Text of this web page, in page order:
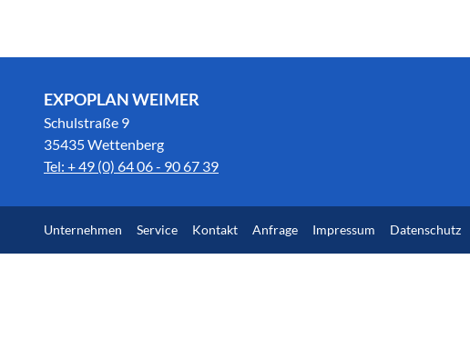
EXPOPLAN WEIMER
Schulstraße 9
35435 Wettenberg
Tel: + 49 (0) 64 06 - 90 67 39
Unternehmen Service Kontakt Anfrage Impressum Datenschutz